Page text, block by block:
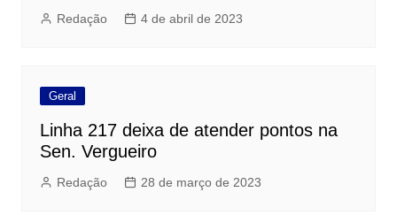
Redação 4 de abril de 2023
Geral
Linha 217 deixa de atender pontos na
Sen. Vergueiro
Redação 28 de março de 2023